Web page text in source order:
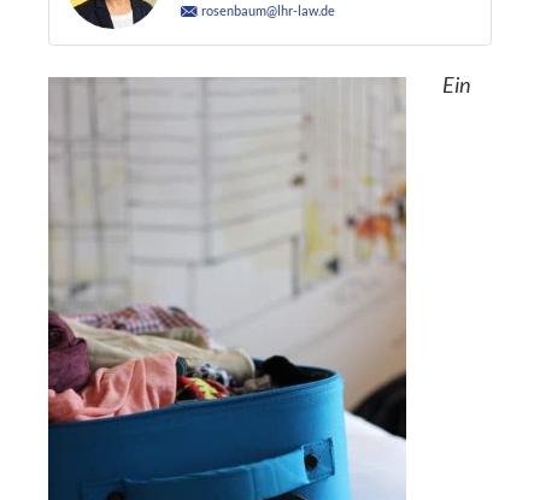
rosenbaum@lhr-law.de
Ein